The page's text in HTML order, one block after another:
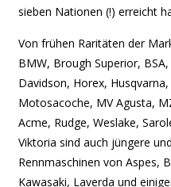
sieben Nationen (!) erreicht
Von frühen Raritäten der
BMW, Brough Superior,
Davidson, Horex,
Motosacoche, MV Agusta,
Acme, Rudge, Weslake,
Viktoria sind auch jüngere
Rennmaschinen von Aspes,
Kawasaki, Laverda und